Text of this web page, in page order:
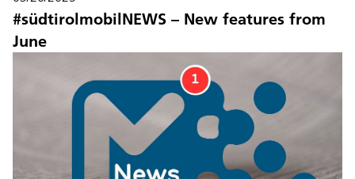
News
Contact us
#südtirolmobilNEWS – New features from
June